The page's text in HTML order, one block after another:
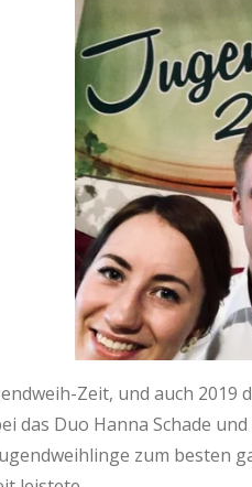
Zeit, und auch
das Duo Hanna Schade
zum besten